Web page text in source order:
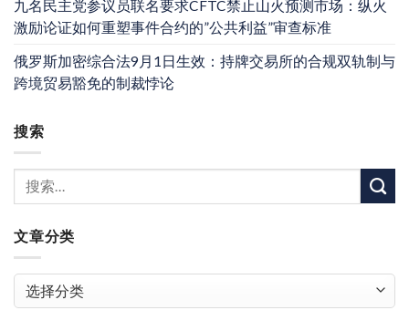
九名民主党参议员联名要求CFTC禁止山火预测市场：纵火
激励论证如何重塑事件合约的”公共利益”审查标准
俄罗斯加密综合法9月1日生效：持牌交易所的合规双轨制与
跨境贸易豁免的制裁悖论
搜索
文章分类
章